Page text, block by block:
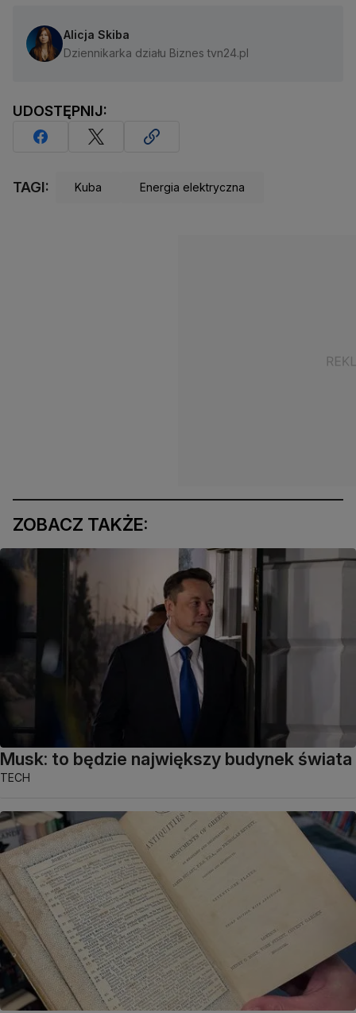
Alicja Skiba
Dziennikarka działu Biznes tvn24.pl
UDOSTĘPNIJ:
TAGI: Kuba Energia elektryczna
ZOBACZ TAKŻE:
Musk: to będzie największy budynek świata
TECH